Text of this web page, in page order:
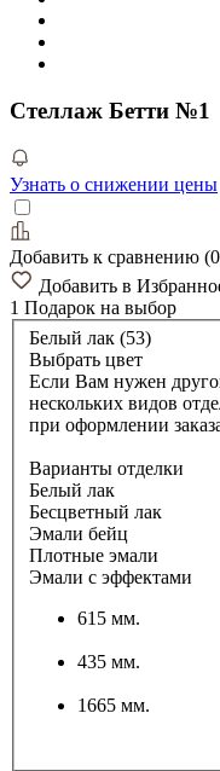
Стеллаж Бетти №1
Узнать о снижении цены
Добавить к сравнению (0
Добавить в
1 Подарок на выбор
Белый лак (53)
Выбрать цвет
Если Вам нужен
нескольких видов
при оформлении
Варианты отделки
Белый лак
Бесцветный лак
Эмали бейц
Плотные эмали
Эмали с эффектами
615 мм.
435 мм.
1665 мм.